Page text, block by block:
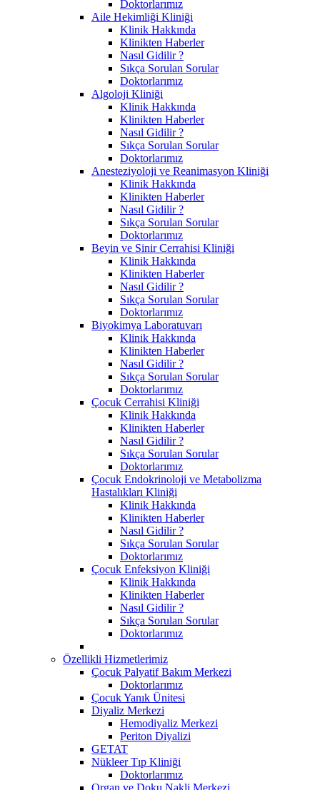
Doktorlarımız
Aile Hekimliği Kliniği
Klinik Hakkında
Klinikten Haberler
Nasıl Gidilir ?
Sıkça Sorulan Sorular
Doktorlarımız
Algoloji Kliniği
Klinik Hakkında
Klinikten Haberler
Nasıl Gidilir ?
Sıkça Sorulan Sorular
Doktorlarımız
Anesteziyoloji ve Reanimasyon Kliniği
Klinik Hakkında
Klinikten Haberler
Nasıl Gidilir ?
Sıkça Sorulan Sorular
Doktorlarımız
Beyin ve Sinir Cerrahisi Kliniği
Klinik Hakkında
Klinikten Haberler
Nasıl Gidilir ?
Sıkça Sorulan Sorular
Doktorlarımız
Biyokimya Laboratuvarı
Klinik Hakkında
Klinikten Haberler
Nasıl Gidilir ?
Sıkça Sorulan Sorular
Doktorlarımız
Çocuk Cerrahisi Kliniği
Klinik Hakkında
Klinikten Haberler
Nasıl Gidilir ?
Sıkça Sorulan Sorular
Doktorlarımız
Çocuk Endokrinoloji ve Metabolizma
Hastalıkları Kliniği
Klinik Hakkında
Klinikten Haberler
Nasıl Gidilir ?
Sıkça Sorulan Sorular
Doktorlarımız
Çocuk Enfeksiyon Kliniği
Klinik Hakkında
Klinikten Haberler
Nasıl Gidilir ?
Sıkça Sorulan Sorular
Doktorlarımız
Özellikli Hizmetlerimiz
Çocuk Palyatif Bakım Merkezi
Doktorlarımız
Çocuk Yanık Ünitesi
Diyaliz Merkezi
Hemodiyaliz Merkezi
Periton Diyalizi
GETAT
Nükleer Tıp Kliniği
Doktorlarımız
Organ ve Doku Nakli Merkezi